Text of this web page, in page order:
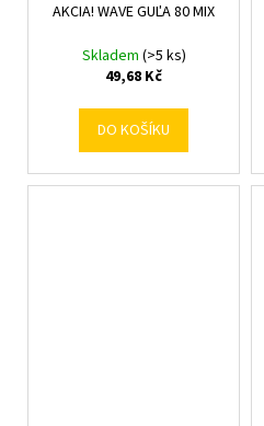
AKCIA! WAVE GUĽA 80 MIX
Skladem (>5 ks)
49,68 Kč
DO KOŠÍKU